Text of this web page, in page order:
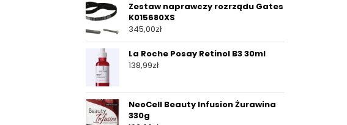
Zestaw naprawczy rozrządu Gates
K015680XS
345,00zł
La Roche Posay Retinol B3 30ml
138,99zł
NeoCell Beauty Infusion Żurawina
330g